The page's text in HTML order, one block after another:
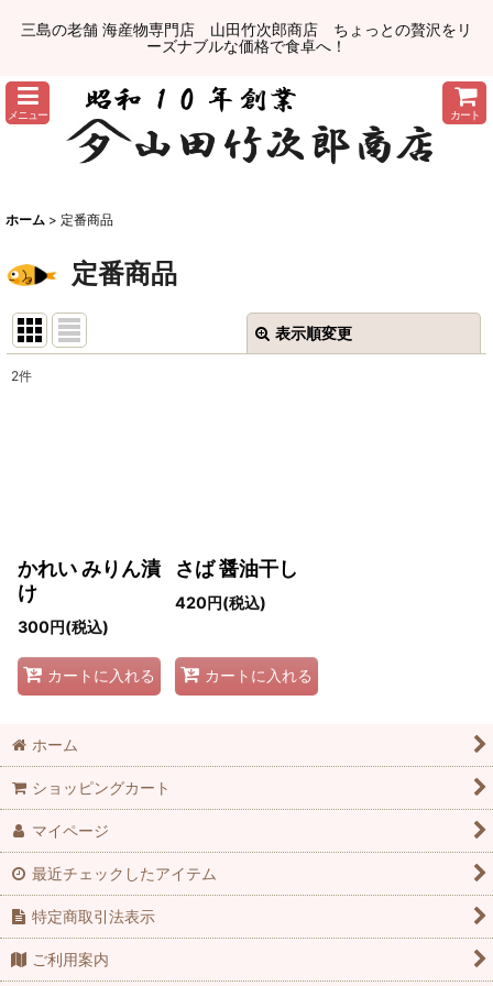
三島の老舗 海産物専門店 山田竹次郎商店 ちょっとの贅沢をリ
ーズナブルな価格で食卓へ！
メニュー カート
ホーム > 定番商品
定番商品
表示順変更
2件
かれい みりん漬
け
300円(税込)
カートに入れる
さば 醤油干し
420円(税込)
カートに入れる
ホーム
ショッピングカート
マイページ
最近チェックしたアイテム
特定商取引法表示
ご利用案内